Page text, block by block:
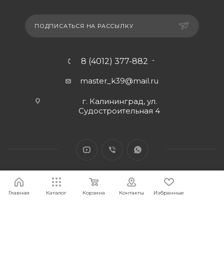
ПОДПИСАТЬСЯ НА РАССЫЛКУ
8 (4012) 377-882
master_k39@mail.ru
г. Калининград, ул.
Судостроительная 4
Главная Каталог Корзина Контакты Избранные